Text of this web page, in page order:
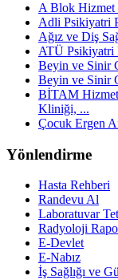
A Blok Hizmet
Adli Psikiyatri
Ağız ve Diş
ATÜ Psikiyatri
Beyin ve Sinir
Beyin ve Sinir
BİTAM
Kliniği, ...
Çocuk Ergen
Yönlendirme
Hasta Rehberi
Randevu Al
Laboratuvar
Radyoloji
E-Devlet
E-Nabız
İş Sağlığı ve